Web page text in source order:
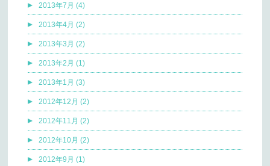
2013年7月 (4)
2013年4月 (2)
2013年3月 (2)
2013年2月 (1)
2013年1月 (3)
2012年12月 (2)
2012年11月 (2)
2012年10月 (2)
2012年9月 (1)